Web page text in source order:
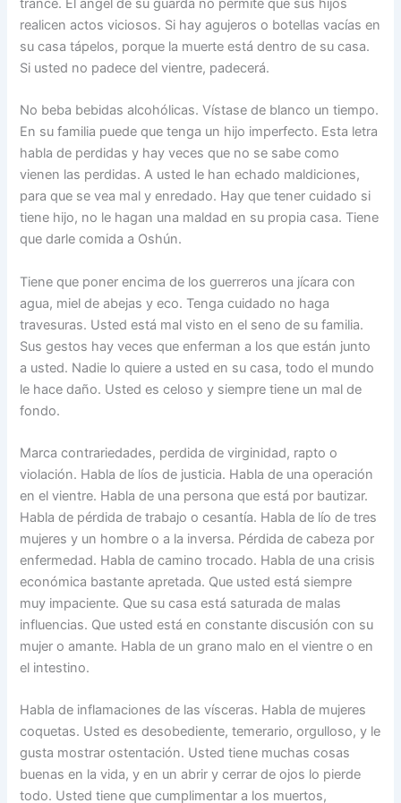
trance. El ángel de su guarda no permite que sus hijos
realicen actos viciosos. Si hay agujeros o botellas vacías en
su casa tápelos, porque la muerte está dentro de su casa.
Si usted no padece del vientre, padecerá.
No beba bebidas alcohólicas. Vístase de blanco un tiempo.
En su familia puede que tenga un hijo imperfecto. Esta letra
habla de perdidas y hay veces que no se sabe como
vienen las perdidas. A usted le han echado maldiciones,
para que se vea mal y enredado. Hay que tener cuidado si
tiene hijo, no le hagan una maldad en su propia casa. Tiene
que darle comida a Oshún.
Tiene que poner encima de los guerreros una jícara con
agua, miel de abejas y eco. Tenga cuidado no haga
travesuras. Usted está mal visto en el seno de su familia.
Sus gestos hay veces que enferman a los que están junto
a usted. Nadie lo quiere a usted en su casa, todo el mundo
le hace daño. Usted es celoso y siempre tiene un mal de
fondo.
Marca contrariedades, perdida de virginidad, rapto o
violación. Habla de líos de justicia. Habla de una operación
en el vientre. Habla de una persona que está por bautizar.
Habla de pérdida de trabajo o cesantía. Habla de lío de tres
mujeres y un hombre o a la inversa. Pérdida de cabeza por
enfermedad. Habla de camino trocado. Habla de una crisis
económica bastante apretada. Que usted está siempre
muy impaciente. Que su casa está saturada de malas
influencias. Que usted está en constante discusión con su
mujer o amante. Habla de un grano malo en el vientre o en
el intestino.
Habla de inflamaciones de las vísceras. Habla de mujeres
coquetas. Usted es desobediente, temerario, orgulloso, y le
gusta mostrar ostentación. Usted tiene muchas cosas
buenas en la vida, y en un abrir y cerrar de ojos lo pierde
todo. Usted tiene que cumplimentar a los muertos,